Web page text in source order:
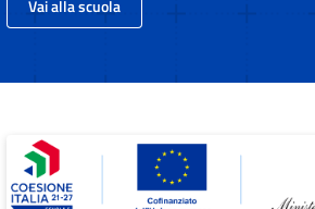
Vai alla scuola